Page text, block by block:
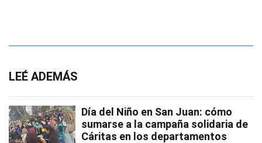
LEÉ ADEMÁS
Día del Niño en San Juan: cómo
sumarse a la campaña solidaria de
Cáritas en los departamentos